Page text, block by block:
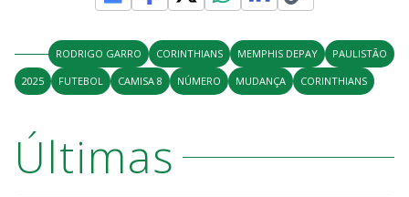
RODRIGO GARRO CORINTHIANS MEMPHIS DEPAY
PAULISTÃO
2025
FUTEBOL CAMISA 8 NÚMERO MUDANÇA CORINTHIANS
Últimas